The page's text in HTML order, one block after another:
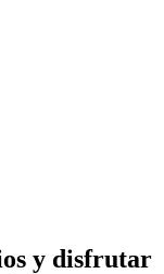
y disfrutar